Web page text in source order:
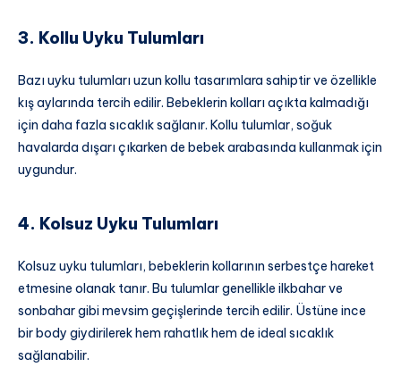
3. Kollu Uyku Tulumları
Bazı uyku tulumları uzun kollu tasarımlara sahiptir ve özellikle
kış aylarında tercih edilir. Bebeklerin kolları açıkta kalmadığı
için daha fazla sıcaklık sağlanır. Kollu tulumlar, soğuk
havalarda dışarı çıkarken de bebek arabasında kullanmak için
uygundur.
4. Kolsuz Uyku Tulumları
Kolsuz uyku tulumları, bebeklerin kollarının serbestçe hareket
etmesine olanak tanır. Bu tulumlar genellikle ilkbahar ve
sonbahar gibi mevsim geçişlerinde tercih edilir. Üstüne ince
bir body giydirilerek hem rahatlık hem de ideal sıcaklık
sağlanabilir.